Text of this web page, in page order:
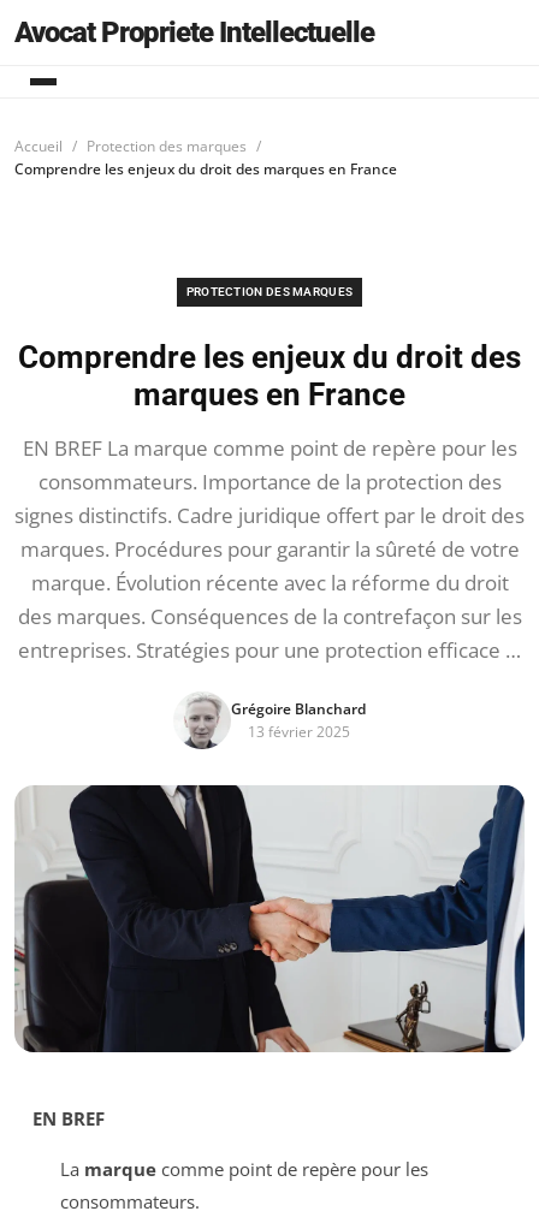
Avocat Propriete Intellectuelle
Accueil
Protection des marques
Comprendre les enjeux du droit des marques en France
PROTECTION DES MARQUES
Comprendre les enjeux du droit des
marques en France
EN BREF La marque comme point de repère pour les
consommateurs. Importance de la protection des
signes distinctifs. Cadre juridique offert par le droit des
marques. Procédures pour garantir la sûreté de votre
marque. Évolution récente avec la réforme du droit
des marques. Conséquences de la contrefaçon sur les
entreprises. Stratégies pour une protection efficace …
Grégoire Blanchard
13 février 2025
EN BREF
La marquecomme point de repère pour les
consommateurs.